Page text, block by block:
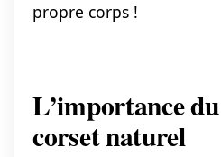
propre corps !
L’importance
corset naturel